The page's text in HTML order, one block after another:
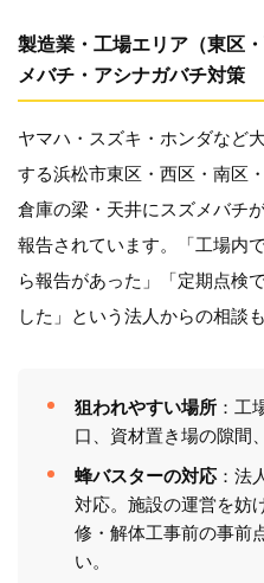
製造業・工場エリア（東区
メバチ・アシナガバチ対策
ヤマハ・スズキ・ホンダなど
する浜松市東区・西区・南区
倉庫の梁・天井にスズメバチ
報告されています。「工場内
ら報告があった」「定期点検
した」という法人からの相談
狙われやすい場所：工
口、資材置き場の隙間
蜂バスターの対応：法
対応。施設の運営を妨
修・解体工事前の事前
い。